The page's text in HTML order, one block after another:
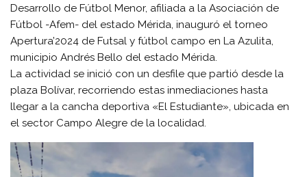
Desarrollo de Fútbol Menor, afiliada a la Asociación de
Fútbol -Afem- del estado Mérida, inauguró el torneo
Apertura’2024 de Futsal y fútbol campo en La Azulita,
municipio Andrés Bello del estado Mérida.
La actividad se inició con un desfile que partió desde la
plaza Bolívar, recorriendo estas inmediaciones hasta
llegar a la cancha deportiva «El Estudiante», ubicada en
el sector Campo Alegre de la localidad.